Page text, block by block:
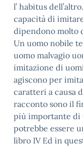
l’ habitus
capacità di
dipendono molto
Un uomo nobile
uomo malvagio
imitazione di
agiscono per
caratteri a causa
racconto sono il
più importante di
potrebbe essere
libro IV Ed in